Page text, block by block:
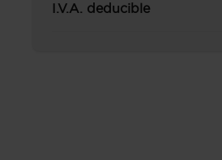
I.V.A. deducible